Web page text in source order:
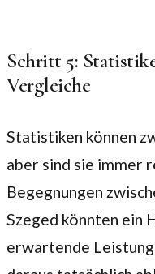
Schritt 5:
Vergleiche
Statistiken können
aber sind sie immer
Begegnungen
Szeged könnten ein
erwartende Leistung